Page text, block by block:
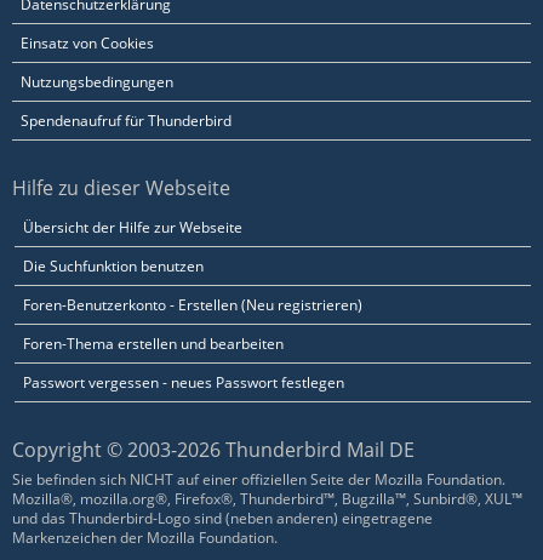
Datenschutzerklärung
Einsatz von Cookies
Nutzungsbedingungen
Spendenaufruf für Thunderbird
Hilfe zu dieser Webseite
Übersicht der Hilfe zur Webseite
Die Suchfunktion benutzen
Foren-Benutzerkonto - Erstellen (Neu registrieren)
Foren-Thema erstellen und bearbeiten
Passwort vergessen - neues Passwort festlegen
Copyright © 2003-2026 Thunderbird Mail DE
Sie befinden sich NICHT auf einer offiziellen Seite der Mozilla Foundation.
Mozilla®, mozilla.org®, Firefox®, Thunderbird™, Bugzilla™, Sunbird®, XUL™
und das Thunderbird-Logo sind (neben anderen) eingetragene
Markenzeichen der Mozilla Foundation.